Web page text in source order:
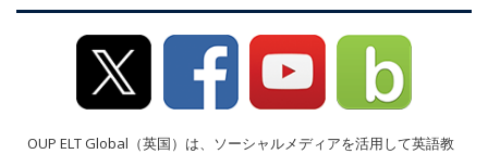
OUP ELT Global（英国）は、ソーシャルメディアを活用して英語教